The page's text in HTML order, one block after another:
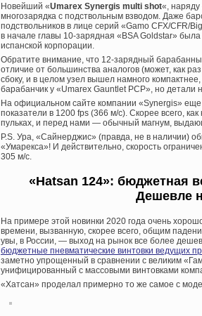
Новейший «Umarex Synergis multi shot«, наряду
многозарядка с подствольным взводом. Даже
подствольников в лице серий «Gamo CFX/CFR/
в начале главы 10-зарядная «BSA Goldstar»
испанской корпорации.
Обратите внимание, что 12-зарядный
отличие от большинства аналогов (может, как
сбоку, и в целом узел вышел намного
барабанчик у «Umarex Gauntlet PCP», но детали
На официальном сайте компании «Synergis» еще
показатели в 1200 fps (366 м/с). Скорее всего,
пульках, и перед нами — обычный магнум,
P.S. Ура, «Сайнерджис» (правда, не в наличии)
«Умарекса»! И действительно, скорость
305 м/с.
«Hatsan 124»: бюджетная
Дешевле
На примере этой новинки 2020 года очень
времени, вызванную, скорее всего, общим
увы, в России, — выход на рынок все более
бюджетные пневматические винтовки ведущих
заметно упрощенный в сравнении с великим
унифицированный с массовыми винтовками
«Хатсан» проделал примерно то же самое с